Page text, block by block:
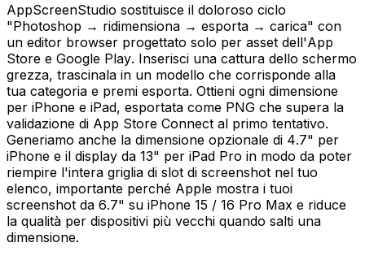
AppScreenStudio sostituisce il doloroso ciclo
"Photoshop → ridimensiona → esporta → carica" con
un editor browser progettato solo per asset dell'App
Store e Google Play. Inserisci una cattura dello schermo
grezza, trascinala in un modello che corrisponde alla
tua categoria e premi esporta. Ottieni ogni dimensione
per iPhone e iPad, esportata come PNG che supera la
validazione di App Store Connect al primo tentativo.
Generiamo anche la dimensione opzionale di 4.7" per
iPhone e il display da 13" per iPad Pro in modo da poter
riempire l'intera griglia di slot di screenshot nel tuo
elenco, importante perché Apple mostra i tuoi
screenshot da 6.7" su iPhone 15 / 16 Pro Max e riduce
la qualità per dispositivi più vecchi quando salti una
dimensione.